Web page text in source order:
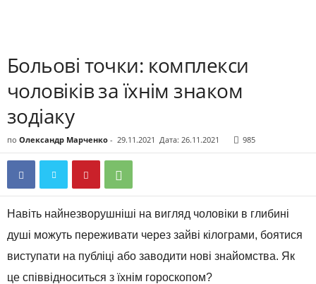
Больові точки: комплекси
чоловіків за їхнім знаком
зодіаку
по Олександр Марченко - 29.11.2021 Дата: 26.11.2021 985
Навіть найнезворушніші на вигляд чоловіки в глибині
душі можуть переживати через зайві кілограми, боятися
виступати на публіці або заводити нові знайомства. Як
це співвідноситься з їхнім гороскопом?